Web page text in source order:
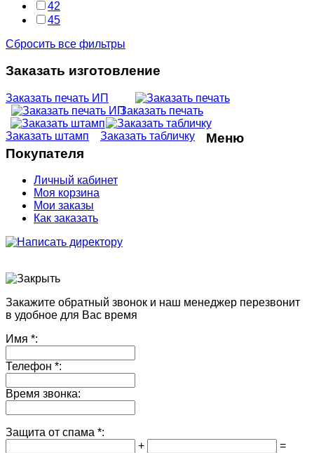
42
45
Сбросить все фильтры
Заказать изготовление
Заказать печать ИП
Заказать печать
Заказать штамп Заказать табличку
Меню
Покупателя
Личный кабинет
Моя корзина
Мои заказы
Как заказать
Закажите обратный звонок и наш менеджер перезвонит
в удобное для Вас время
Имя *:
Телефон *:
Время звонка:
Защита от спама *:
+
=